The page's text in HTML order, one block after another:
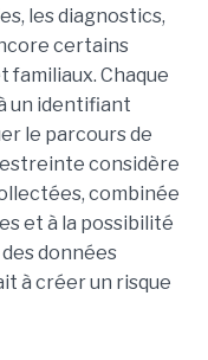
les diagnostics,
certains
Chaque
un identifiant
le parcours de
considère
combinée
et à la possibilité
données
à créer un risque